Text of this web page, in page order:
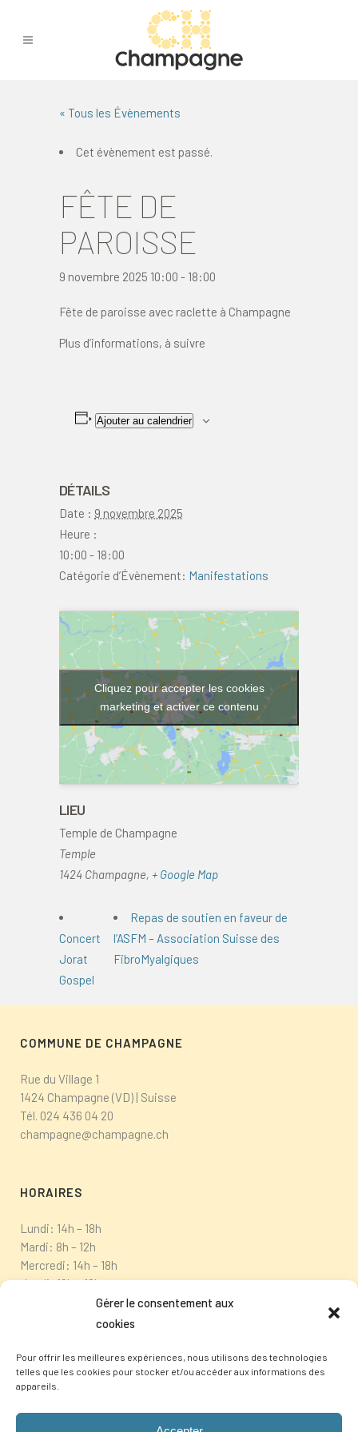
Gérer le consentement aux
cookies
Pour offrir les meilleures expériences, nous utilisons des technologies
telles que les cookies pour stocker et/ou accéder aux informations des
appareils.
« Tous les Évènements
Cet évènement est passé.
FÊTE DE
PAROISSE
9 novembre 2025 10:00 - 18:00
Fête de paroisse avec raclette à Champagne
Plus d’informations, à suivre
Ajouter au calendrier
DÉTAILS
Date : 9 novembre 2025
Heure :
10:00 - 18:00
Catégorie d’Évènement: Manifestations
LIEU
Temple de Champagne
Temple
1424 Champagne, + Google Map
Cliquez pour accepter les cookies
marketing et activer ce contenu
Concert
Jorat
Gospel
Repas de soutien en faveur de
l’ASFM – Association Suisse des
FibroMyalgiques
COMMUNE DE CHAMPAGNE
Rue du Village 1
1424 Champagne (VD) | Suisse
Tél. 024 436 04 20
champagne@champagne.ch
HORAIRES
Lundi: 14h – 18h
Mardi: 8h – 12h
Mercredi: 14h – 18h
Jeudi: 10h – 12h
Vendredi: fermé